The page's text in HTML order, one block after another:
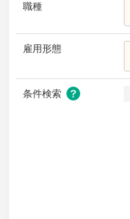
職種
雇用形態
条件検索